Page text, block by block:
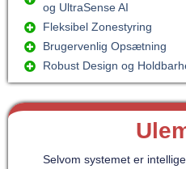
og UltraSense AI
Fleksibel Zonestyring
Brugervenlig Opsætning
Robust Design og
Selvom systemet er